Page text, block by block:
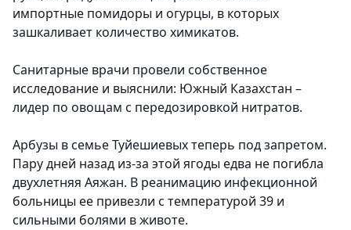
импортные помидоры и огурцы, в которых
зашкаливает количество химикатов.
Санитарные врачи провели собственное
исследование и выяснили: Южный Казахстан –
лидер по овощам с передозировкой нитратов.
Арбузы в семье Туйешиевых теперь под запретом.
Пару дней назад из-за этой ягоды едва не погибла
двухлетняя Аяжан. В реанимацию инфекционной
больницы ее привезли с температурой 39 и
сильными болями в животе.